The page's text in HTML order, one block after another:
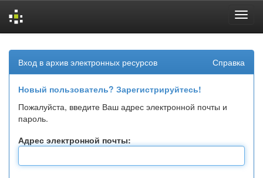
navigation
Вход в архив электронных ресурсов Справка
Новый пользователь? Зарегистрируйтесь!
Пожалуйста, введите Ваш адрес электронной почты и
пароль.
Адрес электронной почты: